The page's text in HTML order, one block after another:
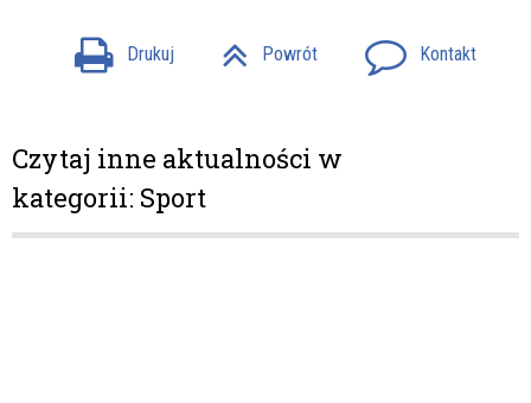
Drukuj Powrót Kontakt
Czytaj inne aktualności w
kategorii: Sport